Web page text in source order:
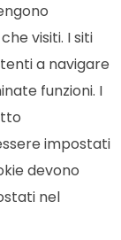
visiti. I siti
a navigare
funzioni. I
impostati
devono
nel